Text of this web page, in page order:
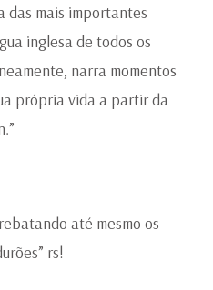
das mais importantes
inglesa de todos os
narra momentos
própria vida a partir da
até mesmo os
rs!